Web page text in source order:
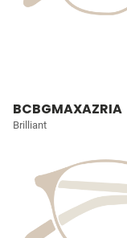
BCBGMAXAZRIA
Brilliant